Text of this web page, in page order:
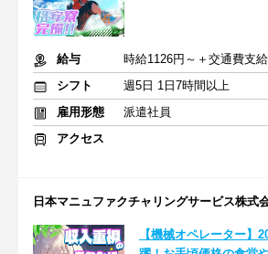
給与
時給1126円～＋交通費支給
シフト
週5日 1日7時間以上
雇用形態
派遣社員
アクセス
日本マニュファクチャリングサービス株式
【機械オペレーター】